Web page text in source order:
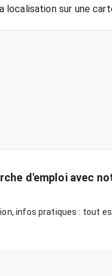
localisation sur une
d'emploi avec
infos pratiques : tout